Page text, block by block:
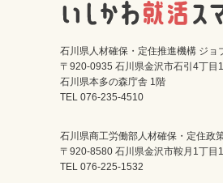
石川県人材確保・定住推進機構 ジョ
〒920-0935 石川県金沢市石引4丁目
石川県本多の森庁舎 1階
TEL 076-235-4510
石川県商工労働部人材確保・定住政
〒920-8580 石川県金沢市鞍月1丁目
TEL 076-225-1532